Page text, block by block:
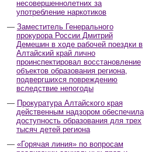
несовершеннолетних за
употребление наркотиков
Заместитель Генерального
прокурора России Дмитрий
Демешин в ходе рабочей поездки в
Алтайский край лично
проинспектировал восстановление
объектов образования региона,
подвергшихся повреждению
вследствие непогоды
Прокуратура Алтайского края
действенным надзором обеспечила
доступность образования для трех
тысяч детей региона
«Горячая линия» по вопросам